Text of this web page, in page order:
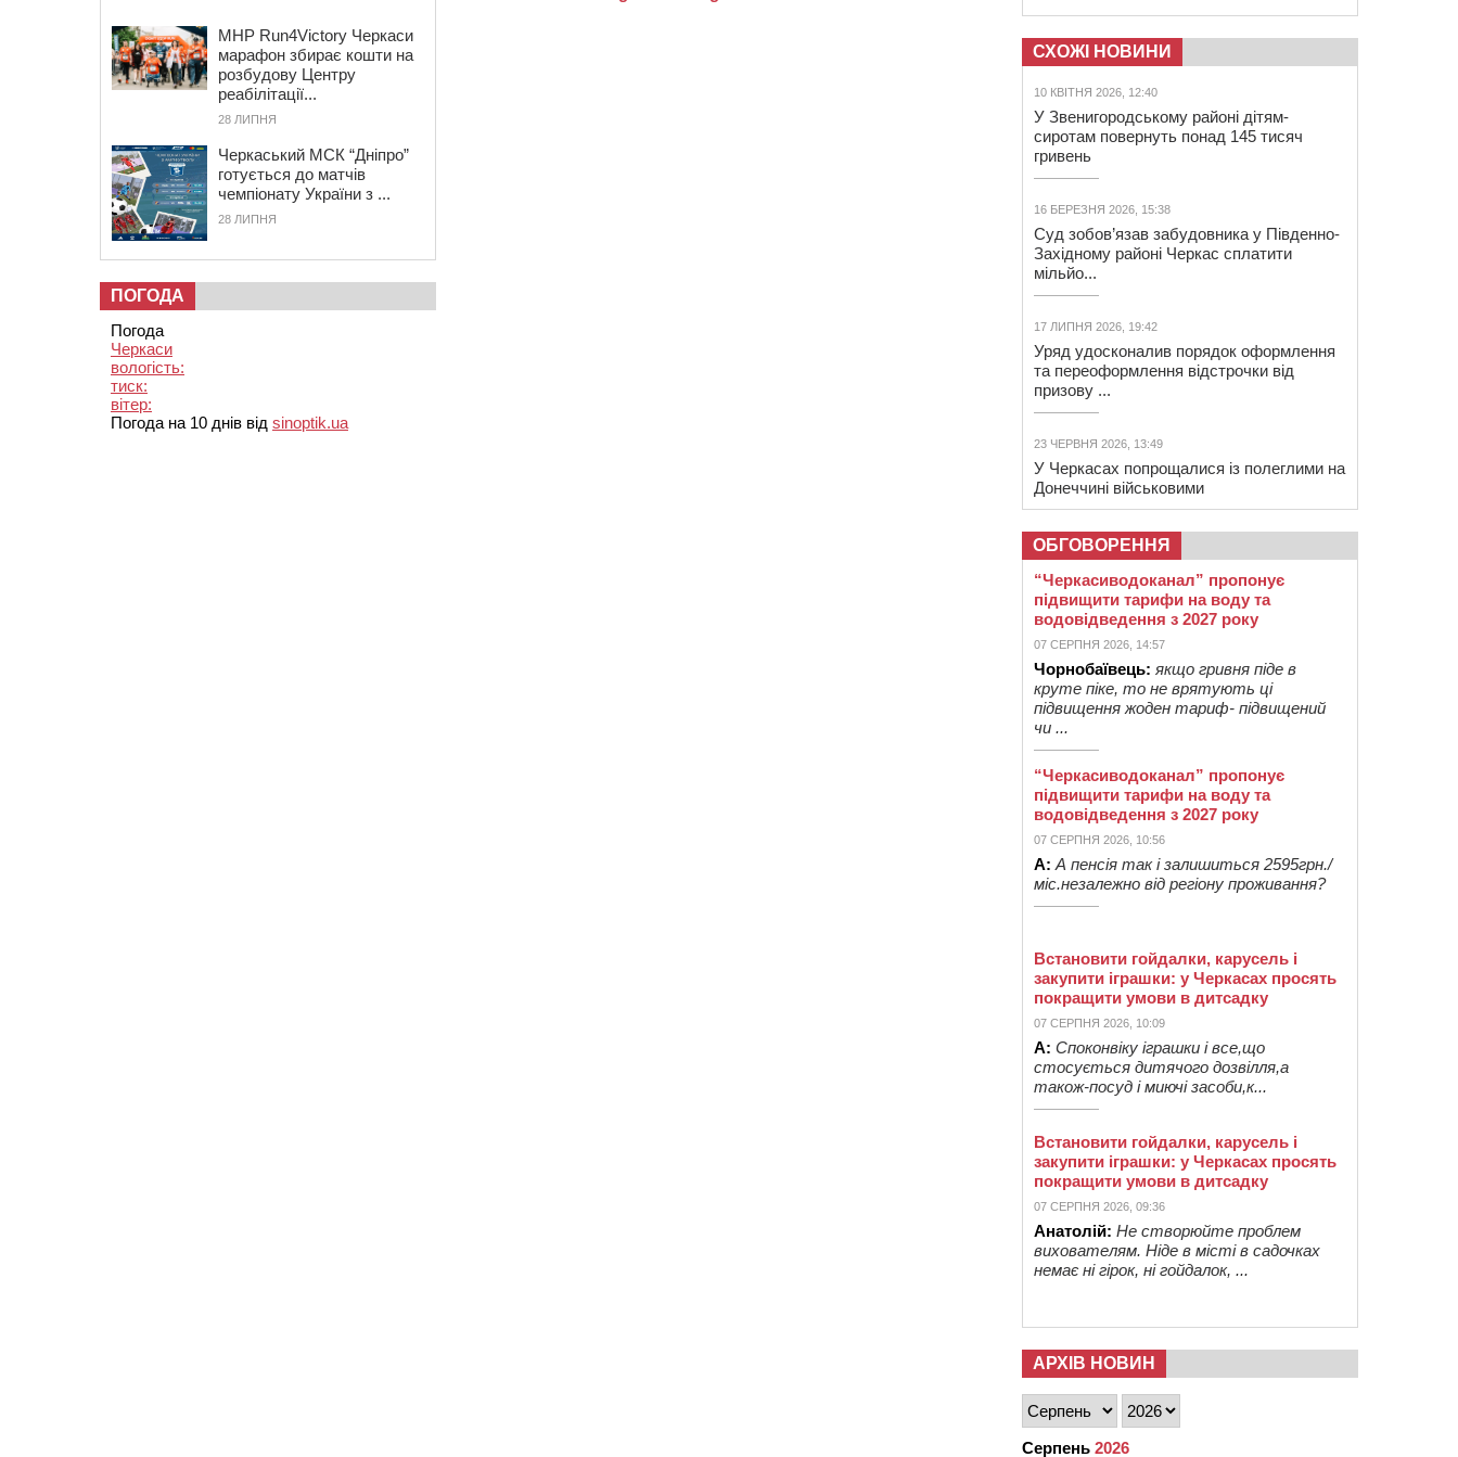
MHP Run4Victory Черкаси
марафон збирає кошти на
розбудову Центру
реабілітації...
28 ЛИПНЯ
Черкаський МСК “Дніпро”
готується до матчів
чемпіонату України з ...
28 ЛИПНЯ
ПОГОДА
Погода
Черкаси
вологість:
тиск:
вітер:
Погода на 10 днів від sinoptik.ua
СХОЖІ НОВИНИ
10 КВІТНЯ 2026, 12:40
У Звенигородському районі дітям-
сиротам повернуть понад 145 тисяч
гривень
16 БЕРЕЗНЯ 2026, 15:38
Суд зобов’язав забудовника у Південно-
Західному районі Черкас сплатити
мільйо...
17 ЛИПНЯ 2026, 19:42
Уряд удосконалив порядок оформлення
та переоформлення відстрочки від
призову ...
23 ЧЕРВНЯ 2026, 13:49
У Черкасах попрощалися із полеглими на
Донеччині військовими
ОБГОВОРЕННЯ
“Черкасиводоканал” пропонує
підвищити тарифи на воду та
водовідведення з 2027 року
07 СЕРПНЯ 2026, 14:57
Чорнобаївець: якщо гривня піде в
круте піке, то не врятують ці
підвищення жоден тариф- підвищений
чи ...
“Черкасиводоканал” пропонує
підвищити тарифи на воду та
водовідведення з 2027 року
07 СЕРПНЯ 2026, 10:56
А: А пенсія так і залишиться 2595грн./
міс.незалежно від регіону проживання?
Встановити гойдалки, карусель і
закупити іграшки: у Черкасах просять
покращити умови в дитсадку
07 СЕРПНЯ 2026, 10:09
А: Споконвіку іграшки і все,що
стосується дитячого дозвілля,а
також-посуд і миючі засоби,к...
Встановити гойдалки, карусель і
закупити іграшки: у Черкасах просять
покращити умови в дитсадку
07 СЕРПНЯ 2026, 09:36
Анатолій: Не створюйте проблем
вихователям. Ніде в місті в садочках
немає ні гірок, ні гойдалок, ...
АРХІВ НОВИН
Серпень 2026